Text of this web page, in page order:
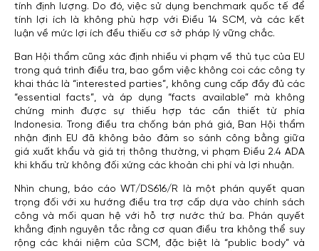
tính định lượng. Do đó, việc sử dụng benchmark quốc tế để
tính lợi ích là không phù hợp với Điều 14 SCM, và các kết
luận về mức lợi ích đều thiếu cơ sở pháp lý vững chắc.
Ban Hội thẩm cũng xác định nhiều vi phạm về thủ tục của EU
trong quá trình điều tra, bao gồm việc không coi các công ty
khai thác là “interested parties”, không cung cấp đầy đủ các
“essential facts”, và áp dụng “facts available” mà không
chứng minh được sự thiếu hợp tác cần thiết từ phía
Indonesia. Trong điều tra chống bán phá giá, Ban Hội thẩm
nhận định EU đã không bảo đảm so sánh công bằng giữa
giá xuất khẩu và giá trị thông thường, vi phạm Điều 2.4 ADA
khi khấu trừ không đối xứng các khoản chi phí và lợi nhuận.
Nhìn chung, báo cáo WT/DS616/R là một phán quyết quan
trọng đối với xu hướng điều tra trợ cấp dựa vào chính sách
công và mối quan hệ với hỗ trợ nước thứ ba. Phán quyết
khẳng định nguyên tắc rằng cơ quan điều tra không thể suy
rộng các khái niệm của SCM, đặc biệt là “public body” và